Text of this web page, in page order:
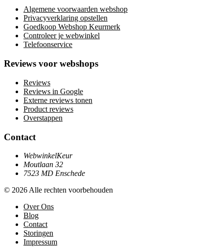
Algemene voorwaarden webshop
Privacyverklaring opstellen
Goedkoop Webshop Keurmerk
Controleer je webwinkel
Telefoonservice
Reviews voor webshops
Reviews
Reviews in Google
Externe reviews tonen
Product reviews
Overstappen
Contact
WebwinkelKeur
Moutlaan 32
7523 MD Enschede
© 2026 Alle rechten voorbehouden
Over Ons
Blog
Contact
Storingen
Impressum